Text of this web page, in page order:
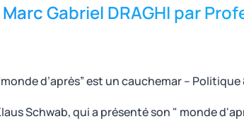
Gabriel DRAGHI par
d’après” est un cauchemar –
Schwab, qui a présenté son " monde